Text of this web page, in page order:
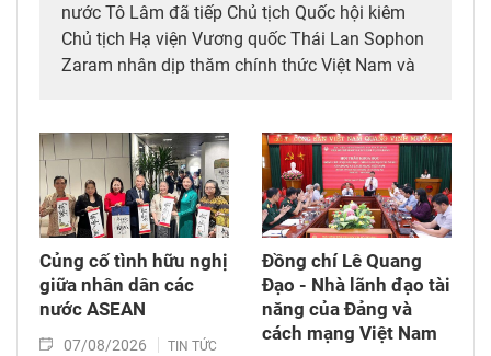
nước Tô Lâm đã tiếp Chủ tịch Quốc hội kiêm
Chủ tịch Hạ viện Vương quốc Thái Lan Sophon
Zaram nhân dịp thăm chính thức Việt Nam và
(6/8/1976 – 6/8/2026).
Củng cố tình hữu nghị
giữa nhân dân các
nước ASEAN
07/08/2026 TIN TỨC
Đồng chí Lê Quang
Đạo - Nhà lãnh đạo tài
năng của Đảng và
cách mạng Việt Nam​